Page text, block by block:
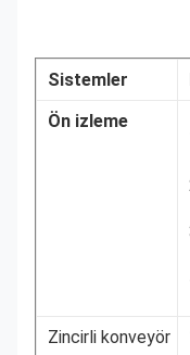
Sistemler
Ön izleme
Zincirli konveyör